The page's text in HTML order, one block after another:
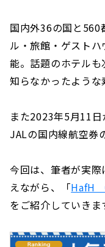
国内外36の国と
ル・旅館・ゲスト
能。話題のホテル
知らなかったような
また2023年5月11日
JALの国内線航空券
今回は、筆者が実
えながら、「HafH
をご紹介していきま